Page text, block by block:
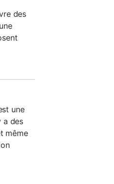
des
une
a des
même